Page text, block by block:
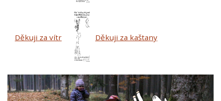
Děkuji za vítr Děkuji za kaštany